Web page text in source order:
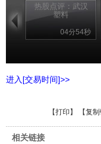
热股点评：武汉
塑料
04分54秒
进入[交易时间]>>
【打印 】 【复
相关链接